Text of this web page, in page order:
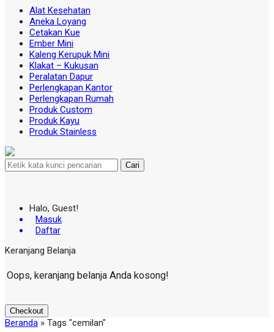
Alat Kesehatan
Aneka Loyang
Cetakan Kue
Ember Mini
Kaleng Kerupuk Mini
Klakat – Kukusan
Peralatan Dapur
Perlengkapan Kantor
Perlengkapan Rumah
Produk Custom
Produk Kayu
Produk Stainless
Cari
Halo, Guest!
Masuk
Daftar
Keranjang Belanja
Oops, keranjang belanja Anda kosong!
Checkout
Beranda » Tags "cemilan"